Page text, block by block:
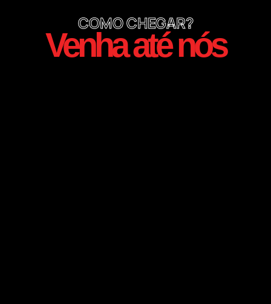
COMO CHEGAR?
Venha até nós